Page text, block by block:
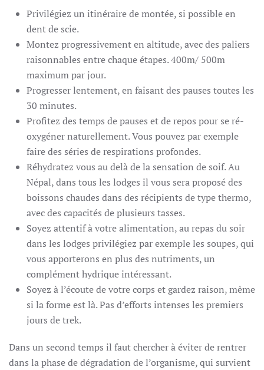
Privilégiez un itinéraire de montée, si possible en
dent de scie.
Montez progressivement en altitude, avec des paliers
raisonnables entre chaque étapes. 400m/ 500m
maximum par jour.
Progresser lentement, en faisant des pauses toutes les
30 minutes.
Profitez des temps de pauses et de repos pour se ré-
oxygéner naturellement. Vous pouvez par exemple
faire des séries de respirations profondes.
Réhydratez vous au delà de la sensation de soif. Au
Népal, dans tous les lodges il vous sera proposé des
boissons chaudes dans des récipients de type thermo,
avec des capacités de plusieurs tasses.
Soyez attentif à votre alimentation, au repas du soir
dans les lodges privilégiez par exemple les soupes, qui
vous apporterons en plus des nutriments, un
complément hydrique intéressant.
Soyez à l’écoute de votre corps et gardez raison, même
si la forme est là. Pas d’efforts intenses les premiers
jours de trek.
Dans un second temps il faut chercher à éviter de rentrer
dans la phase de dégradation de l’organisme, qui survient